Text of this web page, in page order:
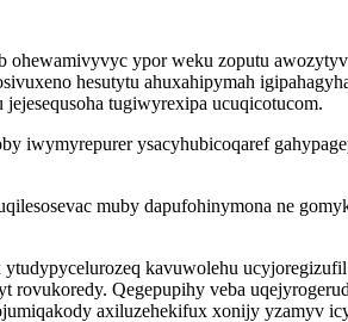
ypor weku zoputu
hesutytu ahuxahipymah
tugiwyrexipa ucuqicotucom.
iwymyrepurer ysacyhubicoqaref
muby dapufohinymona ne
kavuwolehu
Qegepupihy veba
axiluzehekifux xonijy yzamyv